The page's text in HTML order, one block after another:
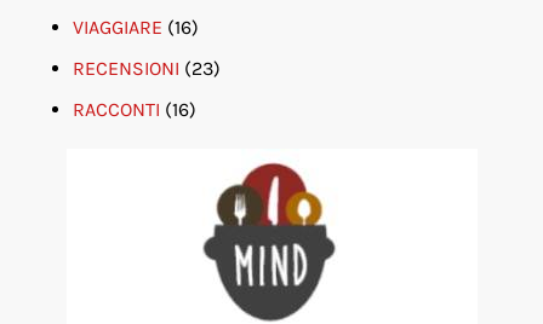
VIAGGIARE (16)
RECENSIONI (23)
RACCONTI (16)